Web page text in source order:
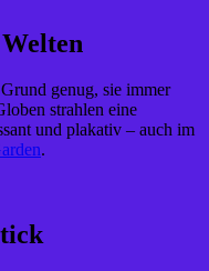
genug, sie immer
strahlen eine
und plakativ – auch im
.